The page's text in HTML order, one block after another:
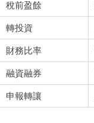
稅前盈餘
轉投資
財務比率
融資融券
申報轉讓